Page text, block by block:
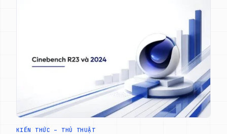
KIẾN THỨC – THỦ THUẬT